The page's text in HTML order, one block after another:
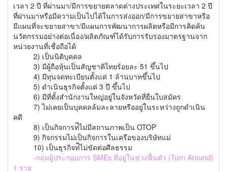
เวลา 2 ปี ที่ผ่านมา/มีการขยายตลาดต่างประเทศในระยะเวลา 2 ปี
ที่ผ่านมาหรือมีความเป็นไปได้ในการส่งออก/มีการขยายสาขาหรือ
มีแผนที่จะขยายสาขา/มีแผนการพัฒนาการผลิตหรือมีการคิดค้น
นวัตกรรมอย่างต่อเนื่อง/ผลิตภัณฑ์ได้รับการรับรองมาตรฐานจาก
หน่วยงานที่เชื่อถือได้
2) เป็นนิติบุคคล
3) มีผู้ถือหุ้นเป็นสัญชาติไทยร้อยละ 51 ขึ้นไป
4) มีทุนจดทะเบียนตั้งแต่ 1 ล้านบาทขึ้นไป
5) ดำเนินธุรกิจตั้งแต่ 3 ปี ขึ้นไป
6) มีที่ตั้งสำนักงานใหญ่อยู่ในจังหวัดที่ยื่นใบสมัคร
7) ไม่เคยเป็นบุคคลล้มละลายหรืออยู่ในระหว่างถูกดำเนิน
คดี
8) เป็นกิจการท่ีไม่มีสถานภาพเป็น OTOP
9) กิจกรรมไม่เป็นกิจการในเครือของบริษัทแม่
10) เป็นธุรกิจท่ีไม่ขัดต่อศีลธรรม
-กลุ่มผู้ประกอบการ SMEs ที่อยู่ในช่วงฟื้นตัว (Turn Around)
1 ราย